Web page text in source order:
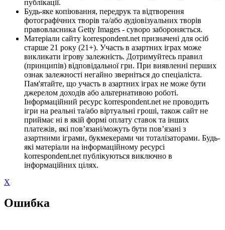
публікації.
Будь-яке копіювання, передрук та відтворення
фотографічних творів та/або аудіовізуальних творів
правовласника Getty Images - суворо забороняється.
Матеріали сайту korrespondent.net призначені для осіб
старше 21 року (21+). Участь в азартних іграх може
викликати ігрову залежність. Дотримуйтесь правил
(принципів) відповідальної гри. При виявленні перших
ознак залежності негайно зверніться до спеціаліста.
Пам'ятайте, що участь в азартних іграх не може бути
джерелом доходів або альтернативою роботі.
Інформаційний ресурс korrespondent.net не проводить
ігри на реальні та/або віртуальні гроші, також сайт не
приймає ні в якій формі оплату ставок та інших
платежів, які пов’язані/можуть бути пов’язані з
азартними іграми, букмекерами чи тоталізаторами. Будь-
які матеріали на інформаційному ресурсі
korrespondent.net публікуються виключно в
інформаційних цілях.
X
Ошибка